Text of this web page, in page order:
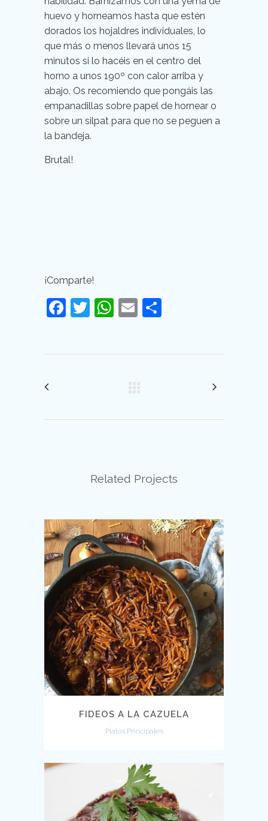
huevo y horneamos hasta que estén
dorados los hojaldres individuales, lo
que más o menos llevará unos 15
minutos si lo hacéis en el centro del
horno a unos 190º con calor arriba y
abajo. Os recomiendo que pongáis las
empanadillas sobre papel de hornear o
sobre un silpat para que no se peguen a
la bandeja.
Brutal!
¡Comparte!
Facebook
Twitter
WhatsApp
Email
Related Projects
FIDEOS A LA CAZUELA
Platos Principales